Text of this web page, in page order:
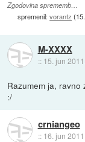
Zgodovina sprememb…
spremenil:vorantz (
M-XXXX
:: 15. jun
Razumem ja, ravno
:/
crniangeo
:: 16. jun